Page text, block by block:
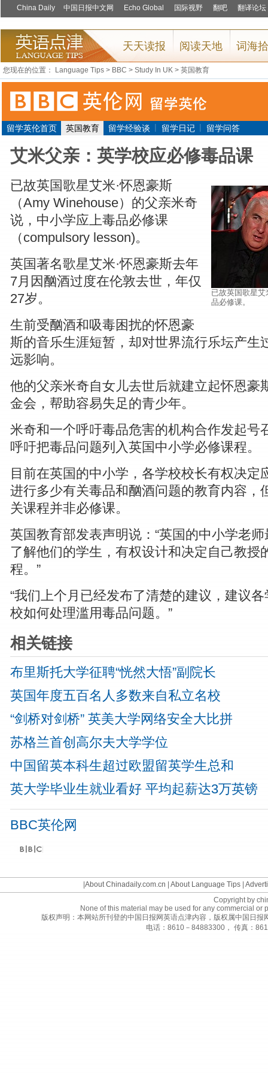
您现在的位置： Language Tips > BBC > Study In UK > 英国教育
留学英伦首页 英国教育 留学经验谈 | 留学日记 | 留学问答
艾米父亲：英学校应必修毒品课
已故英国歌星艾
品必修课。
已故英国歌星艾米·怀恩豪斯
（Amy Winehouse）的父亲米奇
说，中小学应上毒品必修课
（compulsory lesson)。
英国著名歌星艾米·怀恩豪斯去年
7月因酗酒过度在伦敦去世，年仅
27岁。
生前受酗酒和吸毒困扰的怀恩豪
斯的音乐生涯短暂，却对世界流行乐坛产生
远影响。
他的父亲米奇自女儿去世后就建立起怀恩豪
金会，帮助容易失足的青少年。
米奇和一个呼吁毒品危害的机构合作发起号
呼吁把毒品问题列入英国中小学必修课程。
目前在英国的中小学，各学校校长有权决定
进行多少有关毒品和酗酒问题的教育内容，
关课程并非必修课。
英国教育部发表声明说：“英国的中小学老师
了解他们的学生，有权设计和决定自己教授
程。”
“我们上个月已经发布了清楚的建议，建议各
校如何处理滥用毒品问题。”
相关链接
布里斯托大学征聘“恍然大悟”副院长
英国年度五百名人多数来自私立名校
“剑桥对剑桥” 英美大学网络安全大比拼
苏格兰首创高尔夫大学学位
中国留英本科生超过欧盟留英学生总和
英大学毕业生就业看好 平均起薪达3万英镑
BBC英伦网